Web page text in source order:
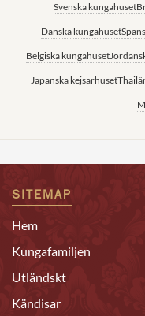
Svenska kungahuset
Danska kungahuset
Belgiska kungahuset
Japanska kejsarhuset
SITEMAP
Hem
Kungafamiljen
Utländskt
Kändisar